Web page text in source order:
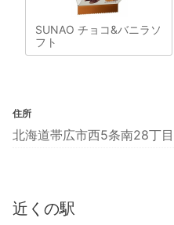
SUNAO チョコ&バニラソ
フト
住所
北海道帯広市西5条南28丁
近くの駅